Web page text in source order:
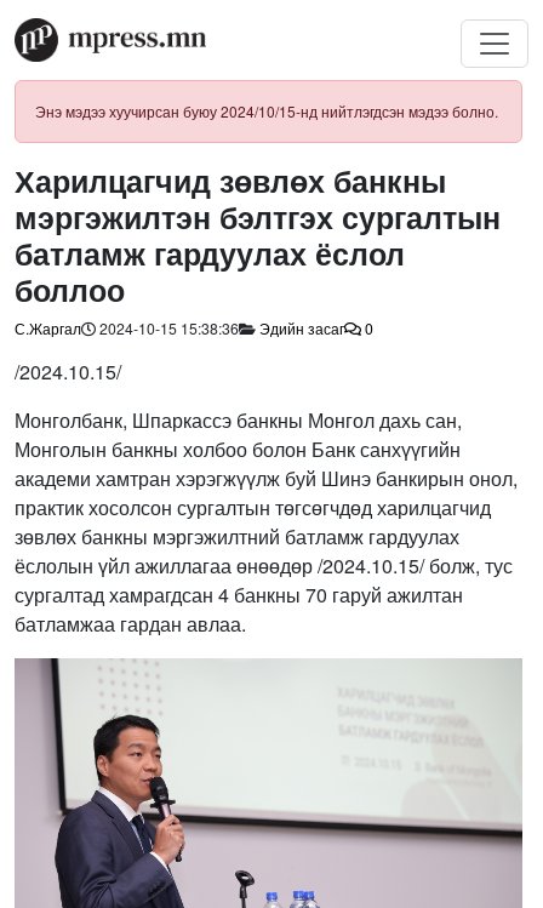
Энэ мэдээ хуучирсан буюу 2024/10/15-нд нийтлэгдсэн мэдээ болно.
Харилцагчид зөвлөх банкны
мэргэжилтэн бэлтгэх сургалтын
батламж гардуулах ёслол
боллоо
С.Жаргал 2024-10-15 15:38:36 Эдийн засаг 0
/2024.10.15/
Монголбанк, Шпаркассэ банкны Монгол дахь сан,
Монголын банкны холбоо болон Банк санхүүгийн
академи хамтран хэрэгжүүлж буй Шинэ банкирын онол,
практик хосолсон сургалтын төгсөгчдөд харилцагчид
зөвлөх банкны мэргэжилтний батламж гардуулах
ёслолын үйл ажиллагаа өнөөдөр /2024.10.15/ болж, тус
сургалтад хамрагдсан 4 банкны 70 гаруй ажилтан
батламжаа гардан авлаа.